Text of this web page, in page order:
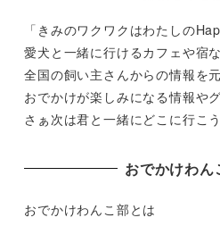
「きみのワクワクはわたしの
愛犬と一緒に行けるカフェや宿
全国の飼い主さんからの情報を
おでかけが楽しみになる情報や
さぁ次は君と一緒にどこに行こ
おでかけわん
おでかけわんこ部とは